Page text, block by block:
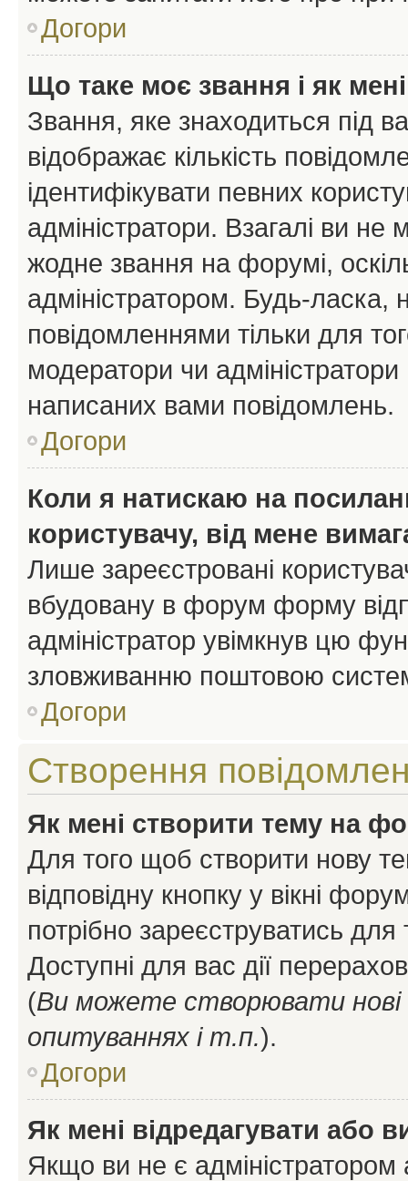
Догори
Що таке моє звання і як
Звання, яке знаходиться під
відображає кількість
ідентифікувати певних
адміністратори. Взагалі ви
жодне звання на форумі,
адміністратором. Будь-
повідомленнями тільки для
модератори чи
написаних вами повідомлень.
Догори
Коли я натискаю на
користувачу, від мене
Лише зареєстровані
вбудовану в форум форму
адміністратор увімкнув цю
зловживанню поштовою
Догори
Створення
Як мені створити тему на
Для того щоб створити нову
відповідну кнопку у вікні
потрібно зареєструватись
Доступні для вас дії
(Ви можете створювати
опитуваннях і т.п.).
Догори
Як мені відредагувати або
Якщо ви не є